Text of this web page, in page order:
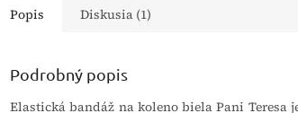
strieborné,...
Popis Diskusia (1)
Podrobný popis
Elastická bandáž na koleno biela Pani Teresa